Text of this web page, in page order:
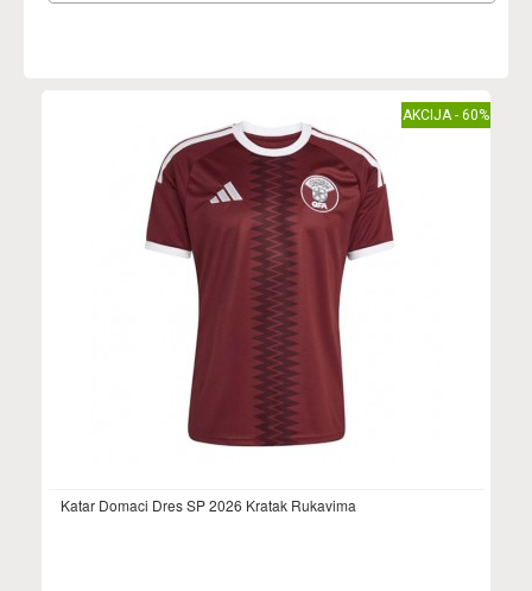
AKCIJA - 60%
Katar Domaci Dres SP 2026 Kratak Rukavima